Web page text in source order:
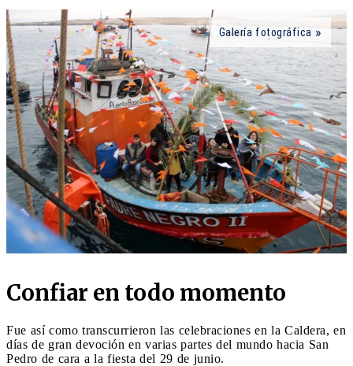
Galería fotográfica
Confiar en todo momento
Fue así como transcurrieron las celebraciones en la Caldera, en
días de gran devoción en varias partes del mundo hacia San
Pedro de cara a la fiesta del 29 de junio.